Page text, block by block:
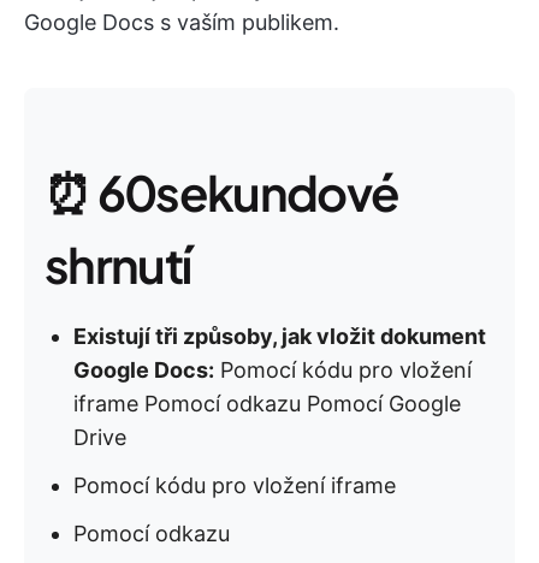
Google Docs s vaším publikem.
⏰ 60sekundové
shrnutí
Existují tři způsoby, jak vložit dokument
Google Docs: Pomocí kódu pro vložení
iframe Pomocí odkazu Pomocí Google
Drive
Pomocí kódu pro vložení iframe
Pomocí odkazu